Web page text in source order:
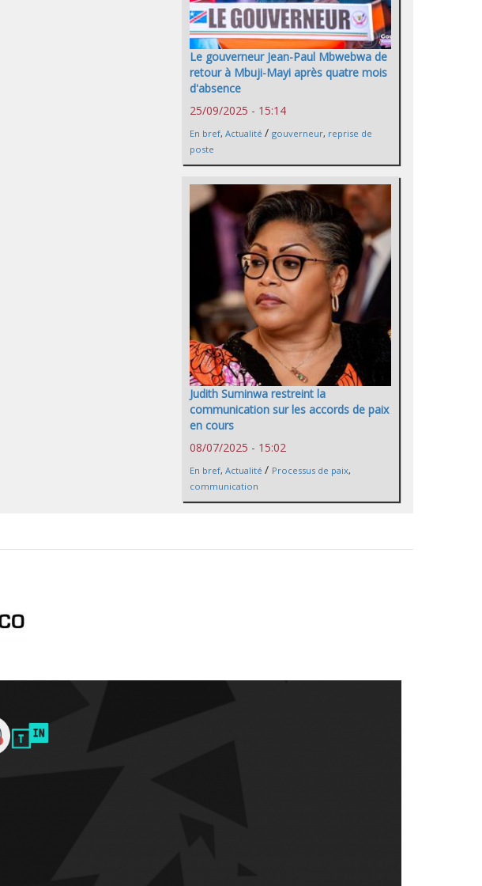
Le gouverneur Jean-Paul Mbwebwa de
retour à Mbuji-Mayi après quatre mois
d'absence
25/09/2025 - 15:14
En bref, Actualité / gouverneur, reprise de
poste
Judith Suminwa restreint la
communication sur les accords de paix
en cours
08/07/2025 - 15:02
En bref, Actualité / Processus de paix,
communication